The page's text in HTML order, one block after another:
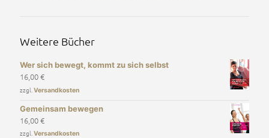
Weitere Bücher
Wer sich bewegt, kommt zu sich selbst
16,00€
zzgl. Versandkosten
Gemeinsam bewegen
16,00€
zzgl. Versandkosten